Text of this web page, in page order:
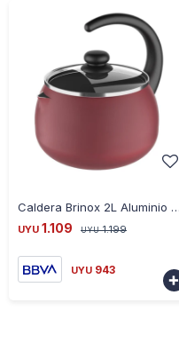
Caldera Brinox 2L Aluminio con Tapa Vidrio Chilli Cherry
UYU 1.109 UYU 1.199
UYU 943
